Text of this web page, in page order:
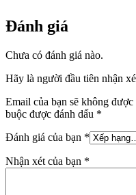
Đánh giá
Chưa có đánh giá nào.
Hãy là người đầu tiên nhận
Email của bạn sẽ không
buộc được đánh dấu *
Đánh giá của bạn *
Nhận xét của bạn *